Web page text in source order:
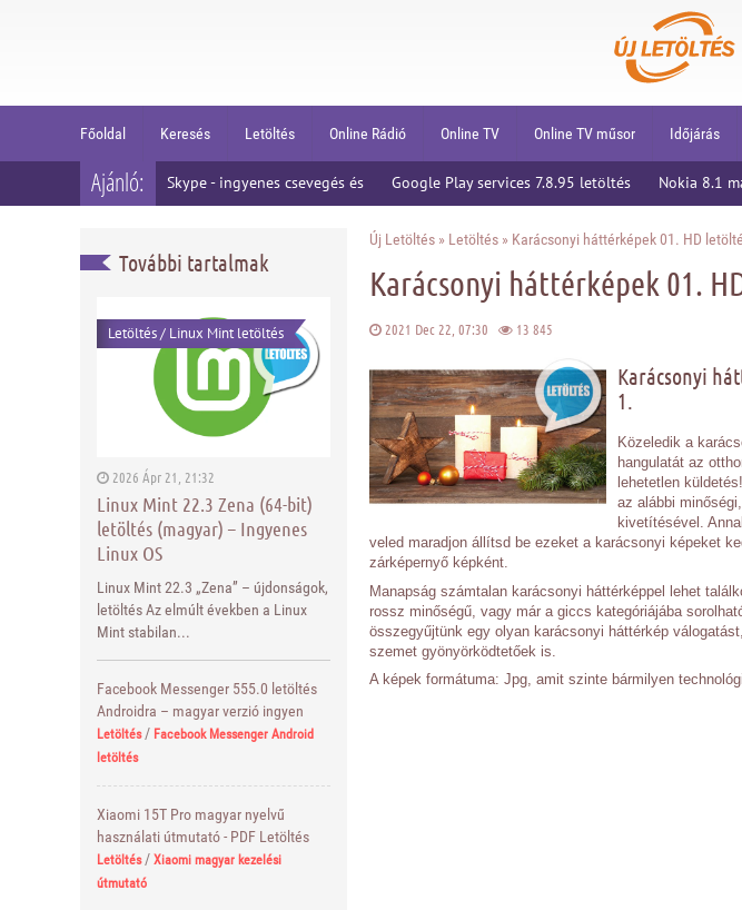
Főoldal Keresés Letöltés Online Rádió Online TV Online TV műsor Időjárás
Ajánló: Skype - ingyenes csevegés és Google Play services 7.8.95 letöltés Nokia 8.1
További tartalmak
Letöltés/ Linux Mint letöltés
2026 Ápr 21, 21:32
Linux Mint 22.3 Zena (64-bit)
letöltés (magyar) – Ingyenes
Linux OS
Linux Mint 22.3 „Zena” – újdonságok,
letöltés Az elmúlt években a Linux
Mint stabilan...
Facebook Messenger 555.0 letöltés
Androidra – magyar verzió ingyen
Letöltés/ Facebook Messenger Android
letöltés
Xiaomi 15T Pro magyar nyelvű
használati útmutató - PDF Letöltés
Letöltés/ Xiaomi magyar kezelési
útmutató
Új Letöltés » Letöltés » Karácsonyi háttérképek 01. HD
Karácsonyi háttérképek 01.
2021 Dec 22, 07:30 13 845
Karácsonyi
1.
Közeledik a
hangulatát az
lehetetlen
az alábbi
kivetítésével.
veled maradjon állítsd be ezeket a karácsonyi képeket
zárképernyő képként.
Manapság számtalan karácsonyi háttérképpel lehet
rossz minőségű, vagy már a giccs kategóriájába
összegyűjtünk egy olyan karácsonyi háttérkép
szemet gyönyörködtetőek is.
A képek formátuma: Jpg, amit szinte bármilyen